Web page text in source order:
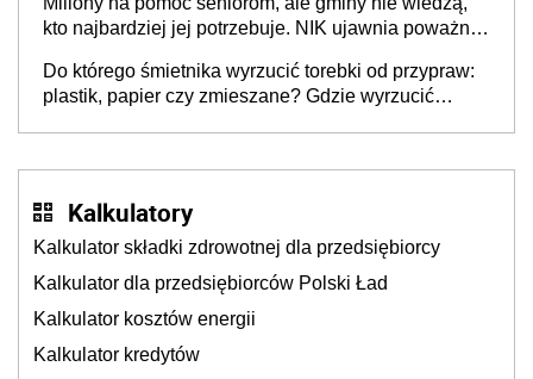
stołecznych
kto najbardziej jej potrzebuje. NIK ujawnia poważną
Do którego śmietnika wyrzucić torebki od przypraw:
plastik, papier czy zmieszane? Gdzie wyrzucić
Kalkulatory
Kalkulator składki zdrowotnej dla przedsiębiorcy
Kalkulator dla przedsiębiorców Polski Ład
Kalkulator kosztów energii
Kalkulator kredytów